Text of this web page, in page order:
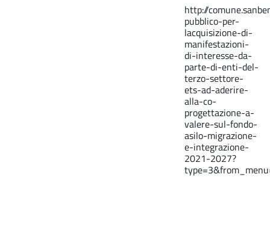
http://
pubblico-per-
lacquisizione-di-
manifestazioni-
di-interesse-da-
parte-di-enti-del-
terzo-settore-
ets-ad-aderire-
alla-co-
progettazione-a-
valere-sul-fondo-
asilo-migrazione-
e-integrazione-
2021-2027?